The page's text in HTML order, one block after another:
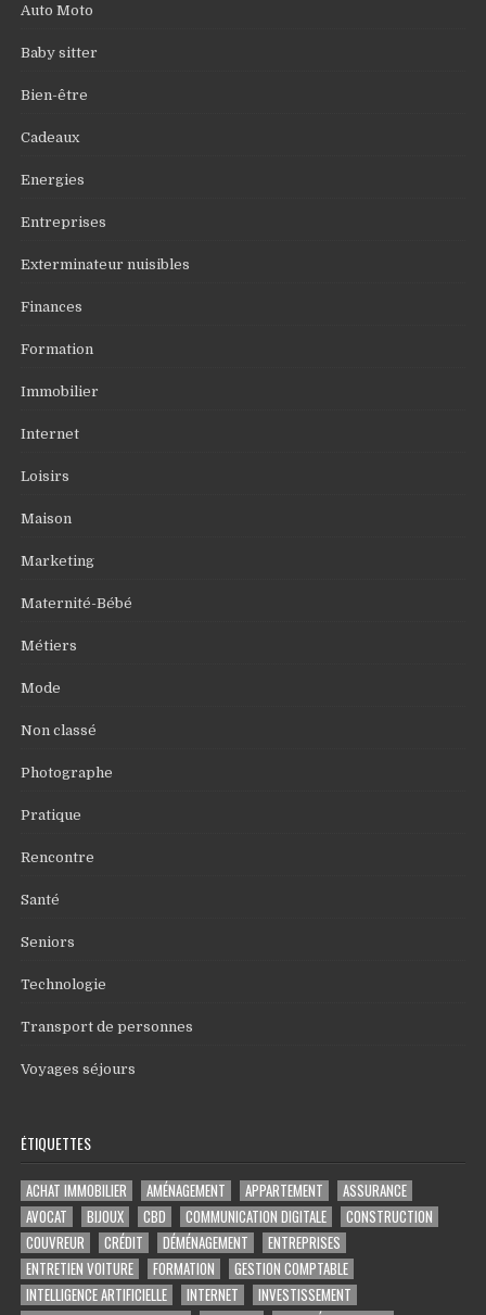
Auto Moto
Baby sitter
Bien-être
Cadeaux
Energies
Entreprises
Exterminateur nuisibles
Finances
Formation
Immobilier
Internet
Loisirs
Maison
Marketing
Maternité-Bébé
Métiers
Mode
Non classé
Photographe
Pratique
Rencontre
Santé
Seniors
Technologie
Transport de personnes
Voyages séjours
ÉTIQUETTES
ACHAT IMMOBILIER AMÉNAGEMENT APPARTEMENT
ASSURANCE
AVOCAT
BIJOUX CBD COMMUNICATION DIGITALE
CONSTRUCTION
COUVREUR
CRÉDIT DÉMÉNAGEMENT
ENTREPRISES
ENTRETIEN VOITURE
FORMATION
GESTION COMPTABLE
INTELLIGENCE ARTIFICIELLE
INTERNET
INVESTISSEMENT